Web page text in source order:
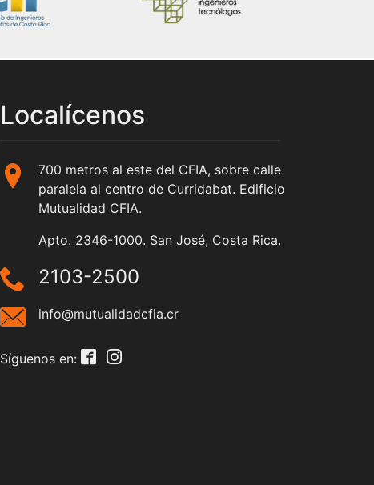
Localícenos
700 metros al este del CFIA, sobre calle
paralela al centro de Curridabat. Edificio
Mutualidad CFIA.
Apto. 2346-1000. San José, Costa Rica.
2103-2500
info@mutualidadcfia.cr
Síguenos en: